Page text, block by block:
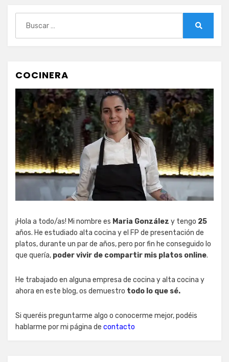
COCINERA
¡Hola a todo/as! Mi nombre es Maria González y tengo 25
años. He estudiado alta cocina y el FP de presentación de
platos, durante un par de años, pero por fin he conseguido lo
que quería, poder vivir de compartir mis platos online.
He trabajado en alguna empresa de cocina y alta cocina y
ahora en este blog, os demuestro todo lo que sé.
Si queréis preguntarme algo o conocerme mejor, podéis
hablarme por mi página de contacto